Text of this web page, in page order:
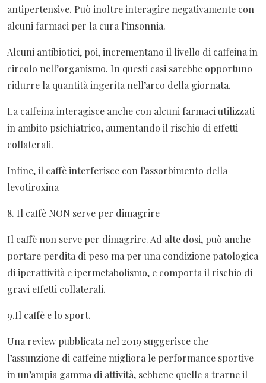
antipertensive. Può inoltre interagire negativamente con
alcuni farmaci per la cura l’insonnia.
Alcuni antibiotici, poi, incrementano il livello di caffeina in
circolo nell’organismo. In questi casi sarebbe opportuno
ridurre la quantità ingerita nell’arco della giornata.
La caffeina interagisce anche con alcuni farmaci utilizzati
in ambito psichiatrico, aumentando il rischio di effetti
collaterali.
Infine, il caffè interferisce con l’assorbimento della
levotiroxina
8. Il caffè NON serve per dimagrire
Il caffè non serve per dimagrire. Ad alte dosi, può anche
portare perdita di peso ma per una condizione patologica
di iperattività e ipermetabolismo, e comporta il rischio di
gravi effetti collaterali.
9.Il caffè e lo sport.
Una review pubblicata nel 2019 suggerisce che
l’assunzione di caffeine migliora le performance sportive
in un’ampia gamma di attività, sebbene quelle a trarne il